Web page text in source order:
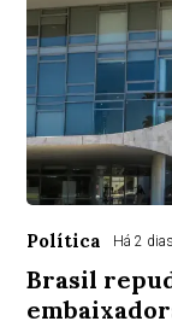
Política Há 2 dias
Brasil